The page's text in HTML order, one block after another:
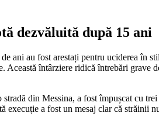
dezvăluită după 15 ani
ani au fost arestați pentru uciderea
întârziere ridică întrebări grave
din Messina, a fost împușcat cu
execuție a fost un mesaj clar că